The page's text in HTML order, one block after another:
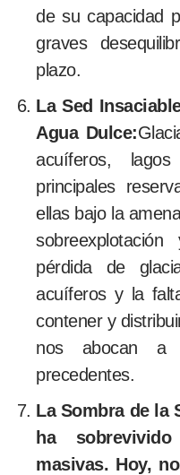
de su capacidad
graves
plazo.
La Sed
Agua Dulce:
acuíferos,
principales
ellas bajo la
pérdida de
acuíferos y la
contener y
nos abocan a
precedentes.
La Sombra de la
ha
masivas. Hoy,